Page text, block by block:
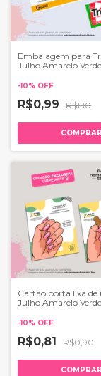
Embalagem para
Julho Amarelo Verde
-10% OFF
R$0,99 R$1,10
COMPRAR
Cartão porta lixa de
Julho Amarelo Verde
-10% OFF
R$0,81 R$0,90
COMPRAR